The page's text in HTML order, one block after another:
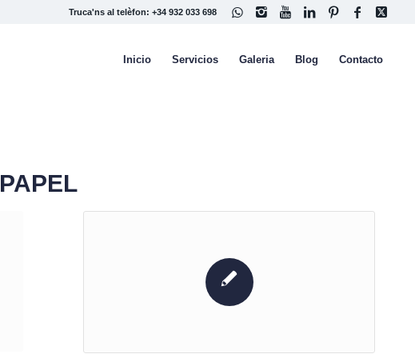
Truca'ns al telèfon: +34 932 033 698
Inicio Servicios Galeria Blog Contacto
PAPEL